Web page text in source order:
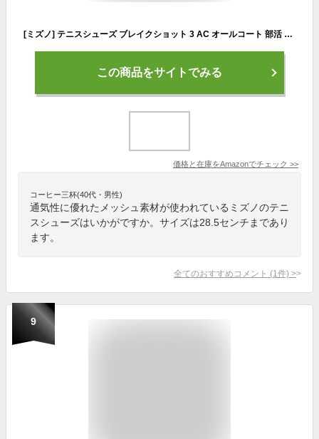
[ミズノ] テニスシューズ ブレイクショット 3 AC オールコート 部活 軽量 ゲームコート ソフトテニス 硬式テニス ホワイト×ライトブルー×シルバー 23.5 cm 2E
この商品をサイトでみる
価格と在庫をAmazonでチェック >>
コーヒー三杯(40代・男性)
通気性に優れたメッシュ素材が使われているミズノのテニ
スシューズはいかがですか。サイズは28.5センチまであり
ます。
全てのおすすめコメント (1 件) >
9